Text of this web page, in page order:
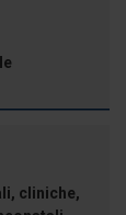
cliniche,